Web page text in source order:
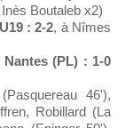
Boutaleb x2)
: 2-2, à Nîmes
Nantes (PL) : 1-0
46'),
Robillard (La